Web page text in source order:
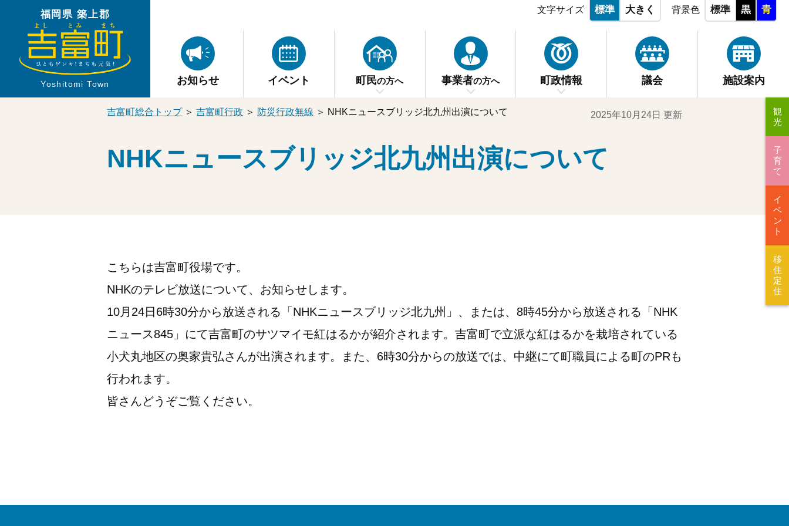
福岡県 築上郡
Yoshitomi Town
文字サイズ 標準 大きく 背景色 標準 黒 青
お知らせ イベント 町民の方へ 事業者の方へ 町政情報 議会 施設案内
吉富町総合トップ＞ 吉富町行政 ＞ 防災行政無線 ＞ NHKニュースブリッジ北九州出演について
NHKニュースブリッジ北九州出演について
2025年10月24日 更新
こちらは吉富町役場です。
NHKのテレビ放送について、お知らせします。
10月24日6時30分から放送される「NHKニュースブリッジ北九州」、または、8時45分から放送される「NHK
ニュース845」にて吉富町のサツマイモ紅はるかが紹介されます。吉富町で立派な紅はるかを栽培されている
小犬丸地区の奥家貴弘さんが出演されます。また、6時30分からの放送では、中継にて町職員による町のPRも
行われます。
皆さんどうぞご覧ください。
観
光
子
育
て
イ
ベ
ン
ト
移
住
定
住